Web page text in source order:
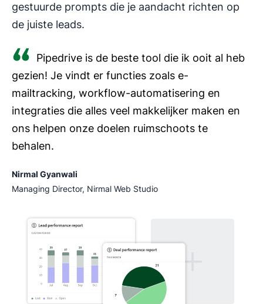
gestuurde prompts die je aandacht richten op
de juiste leads.
Pipedrive is de beste tool die ik ooit al heb
gezien! Je vindt er functies zoals e-
mailtracking, workflow-automatisering en
integraties die alles veel makkelijker maken en
ons helpen onze doelen ruimschoots te
behalen.
Nirmal Gyanwali
Managing Director, Nirmal Web Studio